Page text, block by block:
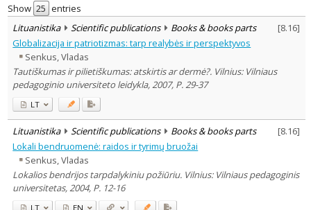
Document Type:
Books & books parts 7
Journal articles 2
Subject area:
Education
2
Ethnology 3
Philosophy 1
4
Political sciences 2
Sociology
Text language
Country of publication
Historical periods
Lithuanian place names
Show
entries
Lituanistika
Scientific publications Books & books parts [8.16]
Globalizacija ir patriotizmas: tarp realybės ir perspektyvos
Senkus, Vladas
Tautiškumas ir pilietiškumas: atskirtis ar dermė?. Vilnius: Vilniaus
pedagoginio universiteto leidykla, 2007, P. 29-37
LT
Lituanistika Scientific publications Books & books parts [8.16]
Lokali bendruomenė: raidos ir tyrimų bruožai
Senkus, Vladas
Lokalios bendrijos tarpdalykiniu požiūriu. Vilnius: Vilniaus pedagoginis
universitetas, 2004, P. 12-16
LT EN